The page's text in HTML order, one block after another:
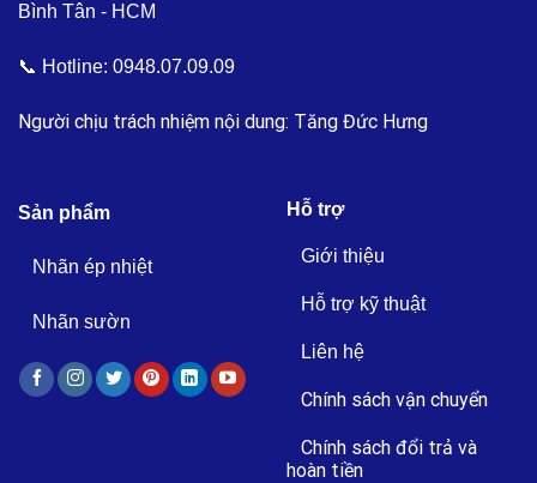
Bình Tân - HCM
📞 Hotline: 0948.07.09.09
Người chịu trách nhiệm nội dung: Tăng Đức Hưng
Sản phẩm
Nhãn ép nhiệt
Nhãn sườn
Hỗ trợ
Giới thiệu
Hỗ trợ kỹ thuật
Liên hệ
Chính sách vận chuyển
Chính sách đổi trả và
hoàn tiền